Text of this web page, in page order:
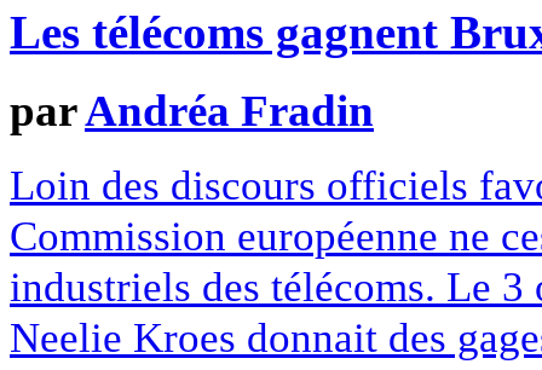
Les télécoms gagnent
parAndréa Fradin
Loin des discours officiels
Commission européenne ne
industriels des télécoms. Le
Neelie Kroes donnait des